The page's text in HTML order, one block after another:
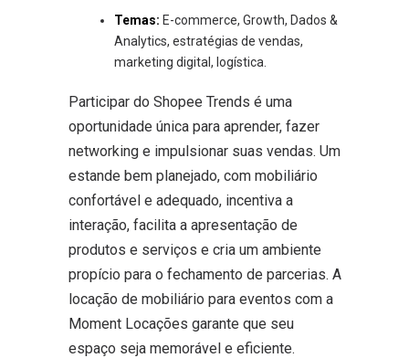
Temas: E-commerce, Growth, Dados &
Analytics, estratégias de vendas,
marketing digital, logística.
Participar do Shopee Trends é uma
oportunidade única para aprender, fazer
networking e impulsionar suas vendas. Um
estande bem planejado, com mobiliário
confortável e adequado, incentiva a
interação, facilita a apresentação de
produtos e serviços e cria um ambiente
propício para o fechamento de parcerias. A
locação de mobiliário para eventos com a
Moment Locações garante que seu
espaço seja memorável e eficiente.